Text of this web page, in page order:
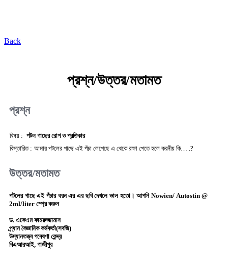
Back
প্রশ্ন/উত্তর/মতামত
প্রশ্ন
বিষয় : পটল গাছের রোগ ও প্রতিকার
বিস্তারিত : আমার পটলের গাছে এই পঁচা লেগেছে এ থেকে রক্ষা পেতে হলে করনীয় কি… .?
উত্তর/মতামত
পটলের গাছে এই পঁচার ধরন এর এর ছবি দেখলে ভাল হতো। আপনি Nowien/ Autostin @
2ml/liter স্প্রে করুন
ড. একেএম কামরুজ্জামান
প্র্ধান বৈজ্ঞানিক কর্মকর্তা(সবজি)
উদ্যানতত্ত্ব গবেষণা কেন্দ্র
বিএআরআই, গাজীপুর